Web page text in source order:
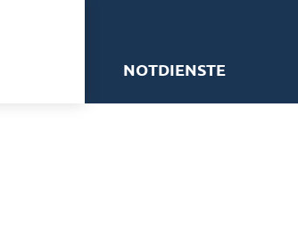
NOTDIENSTE